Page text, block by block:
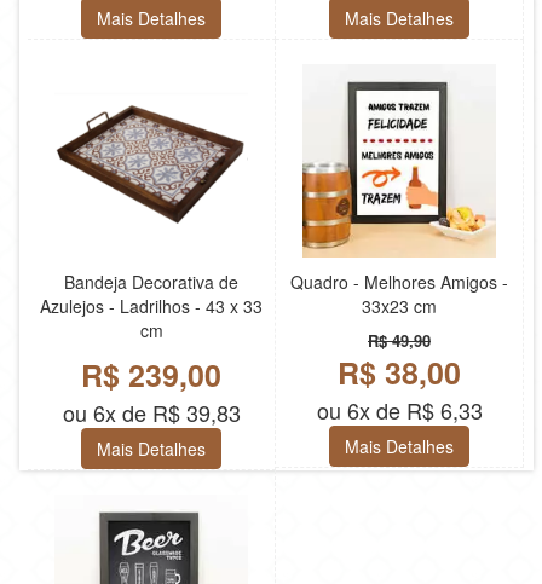
Mais Detalhes Mais Detalhes
Bandeja Decorativa de
Azulejos - Ladrilhos - 43 x 33
cm
R$ 239,00
ou 6x de R$ 39,83
Mais Detalhes
Quadro - Melhores Amigos -
33x23 cm
R$ 49,90
R$ 38,00
ou 6x de R$ 6,33
Mais Detalhes